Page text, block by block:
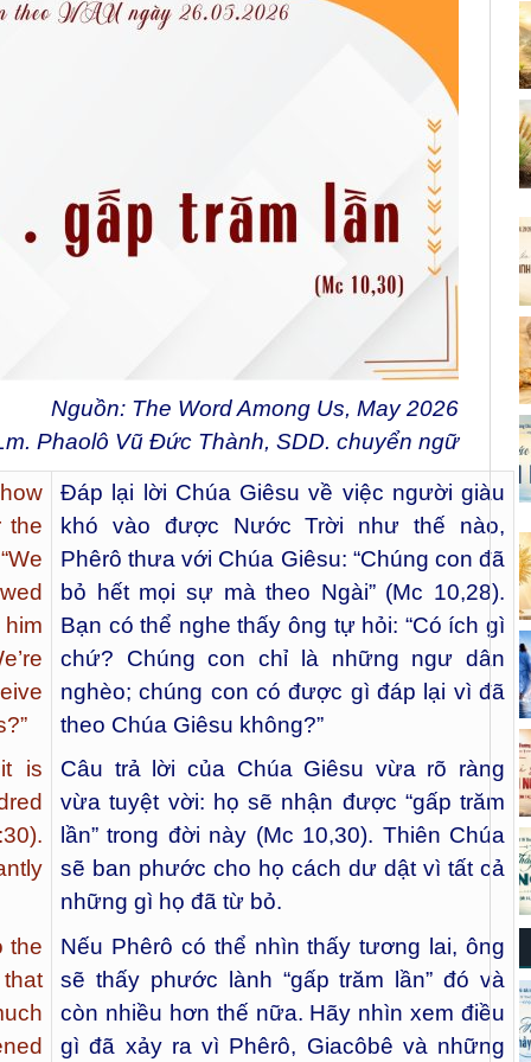
Nguồn: The Word Among Us, May 2026
Phaolô Vũ Đức Thành, SDD. chuyển ngữ
the
is
the
Đáp lại lời Chúa Giêsu về việc người giàu
khó vào được Nước Trời như thế nào,
Phêrô thưa với Chúa Giêsu: “Chúng con đã
bỏ hết mọi sự mà theo Ngài” (Mc 10,28).
Bạn có thể nghe thấy ông tự hỏi: “Có ích gì
chứ? Chúng con chỉ là những ngư dân
nghèo; chúng con có được gì đáp lại vì đã
theo Chúa Giêsu không?”
Câu trả lời của Chúa Giêsu vừa rõ ràng
vừa tuyệt vời: họ sẽ nhận được “gấp trăm
lần” trong đời này (Mc 10,30). Thiên Chúa
sẽ ban phước cho họ cách dư dật vì tất cả
những gì họ đã từ bỏ.
Nếu Phêrô có thể nhìn thấy tương lai, ông
sẽ thấy phước lành “gấp trăm lần” đó và
còn nhiều hơn thế nữa. Hãy nhìn xem điều
gì đã xảy ra vì Phêrô, Giacôbê và những